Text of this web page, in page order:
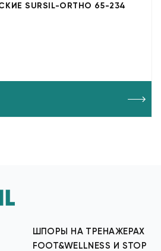
SURSIL-ORTHO 65-234
ШПОРЫ НА ТРЕНАЖЕРАХ
FOOT&WELLNESS И STOP